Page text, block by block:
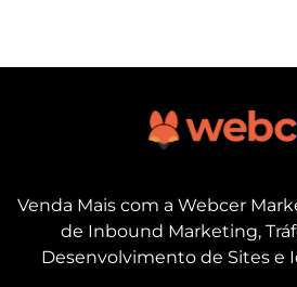
Venda Mais com a Webcer
de Inbound Marketing,
Desenvolvimento de Sites e